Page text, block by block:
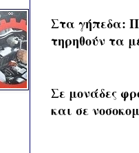
Στα γήπεδα:
τηρηθούν τα
Σε μονάδες
και σε